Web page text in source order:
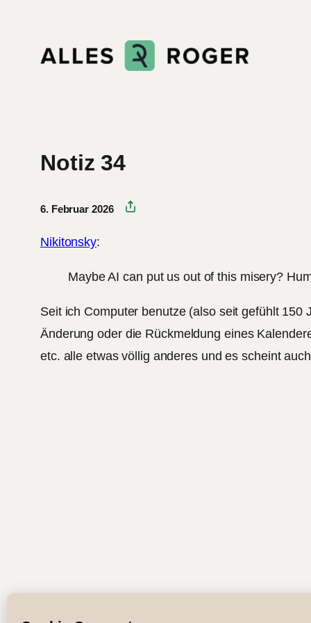
Notiz 34
6. Februar 2026
Nikitonsky:
Maybe AI can put us out of this misery?
Seit ich Computer benutze (also seit gefühlt
Änderung oder die Rückmeldung eines
etc. alle etwas völlig anderes und es scheint